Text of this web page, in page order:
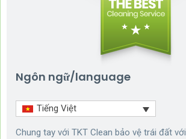
Ngôn ngữ/language
Tiếng Việt
Chung tay với TKT Clean bảo vệ trái đất với